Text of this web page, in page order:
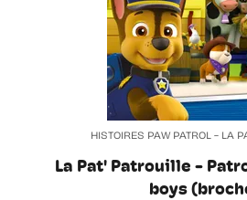
HISTOIRES PAW PATROL - LA
La Pat' Patrouille -
boys